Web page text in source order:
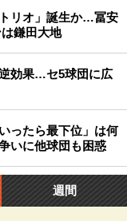
リオ」誕生か…冨安
鎌田大地
効果…セ5球団に広
ったら最下位」は何
いに他球団も困惑
週間